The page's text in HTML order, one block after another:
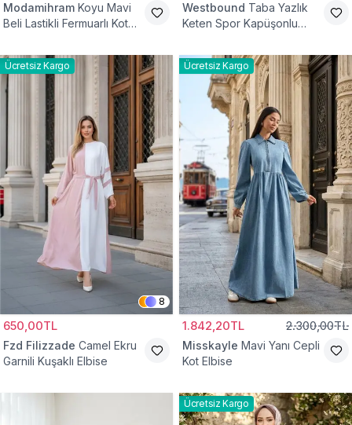
Modamihram Koyu Mavi
Beli Lastikli Fermuarlı Kot
Westbound Taba Yazlık
Keten Spor Kapüşonlu
Tesettür Elbise
Ücretsiz Kargo
8
650,00TL
Fzd Filizzade Camel Ekru
Garnili Kuşaklı Elbise
Ücretsiz Kargo
1.842,20TL 2.300,00TL
Misskayle Mavi Yanı Cepli
Kot Elbise
Ücretsiz Kargo